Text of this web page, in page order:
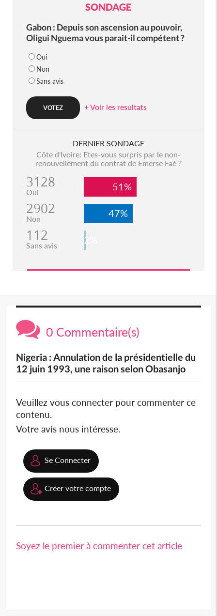
SONDAGE
Gabon : Depuis son ascension au pouvoir,
Oligui Nguema vous parait-il compétent ?
Oui
Non
Sans avis
+ Voir les resultats
DERNIER SONDAGE
Côte d'Ivoire: Etes-vous surpris par le non-
renouvellement du contrat de Emerse Faé ?
3128
Oui 51%
2902
Non 47%
112
Sans avis 2%
0 Commentaire(s)
Nigeria : Annulation de la présidentielle du
12 juin 1993, une raison selon Obasanjo
Veuillez vous connecter pour commenter ce
contenu.
Votre avis nous intéresse.
Se Connecter
Créer votre compte
Soyez le premier à commenter cet article